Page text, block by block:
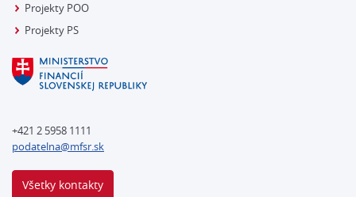
Projekty POO
Projekty PS
+421 2 5958 1111
podatelna@mfsr.sk
Všetky kontakty